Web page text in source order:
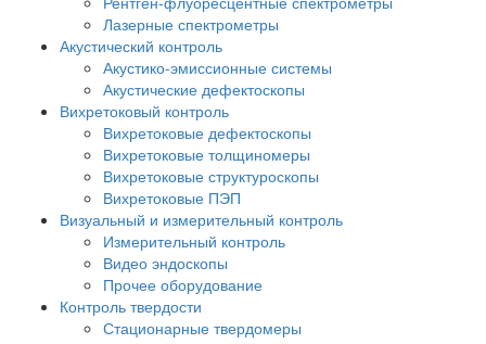
Лазерные спектрометры
Акустический контроль
Акустико-эмиссионные системы
Акустические дефектоскопы
Вихретоковый контроль
Вихретоковые дефектоскопы
Вихретоковые толщиномеры
Вихретоковые структуроскопы
Вихретоковые ПЭП
Визуальный и измерительный контроль
Измерительный контроль
Видео эндоскопы
Прочее оборудование
Контроль твердости
Стационарные твердомеры